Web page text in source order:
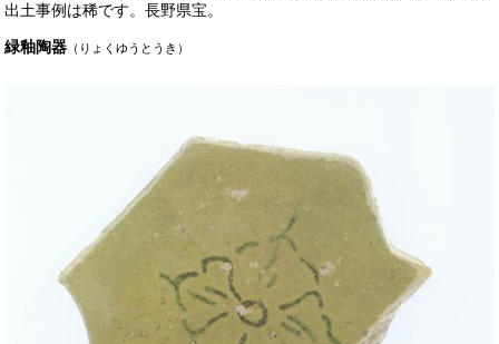
出土事例は稀です。長野県宝。
緑釉陶器 （りょくゆうとうき）